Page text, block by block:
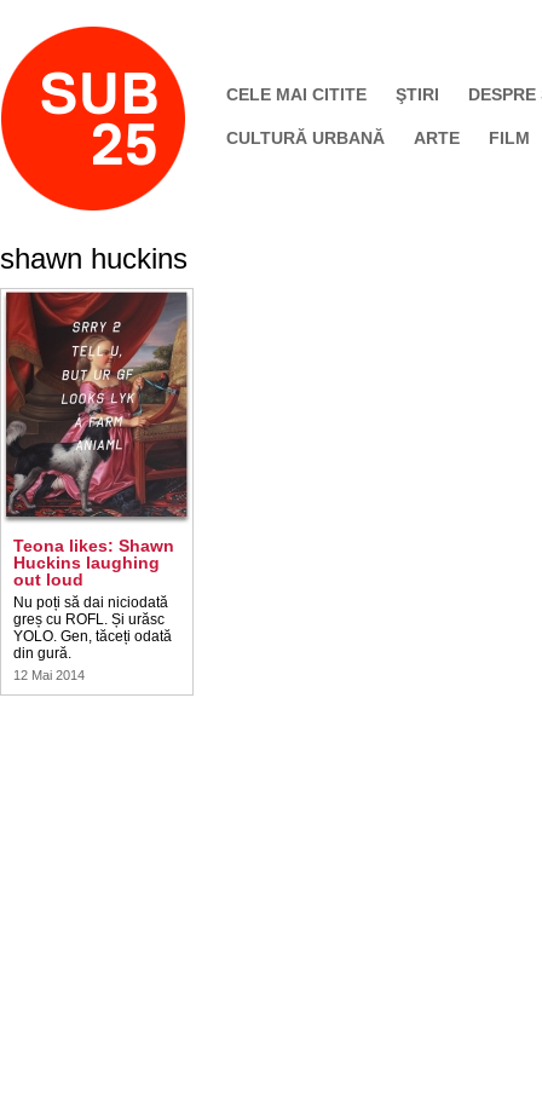
CELE MAI CITITE ŞTIRI DESPRE
CULTURĂ URBANĂ ARTE FILM
shawn huckins
Teona likes: Shawn
Huckins laughing
out loud
Nu poți să dai niciodată
greș cu ROFL. Și urăsc
YOLO. Gen, tăceți odată
din gură.
12 Mai 2014